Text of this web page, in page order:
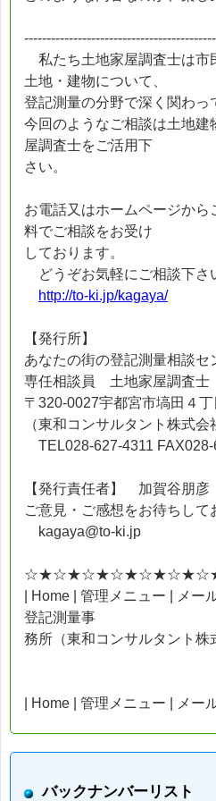
私たち土地家屋調査士は市
土地・建物について、
登記測量の分野で深く関わっ
今回のようなご相談は土地建
屋調査士をご活用下
さい。
お電話又はホームページか
料でご相談をお受け
しております。
どうぞお気軽にご相談下さ
http://to-ki.jp/kagaya/
【発行所】
あなたの街の登記測量相談セ
専任相談員 土地家屋調査
〒320-0027宇都宮市塙田４
（東和コンサルタント株式会
TEL028-627-4311 FAX028-
【発行責任者】 加賀谷朋
ご意見・ご感想をお待ちして
kagaya@to-ki.jp
| Home | 管理メニュー | メー
登記測量事
務所（東和コンサルタント株
| Home | 管理メニュー | メー
バックナンバーリスト